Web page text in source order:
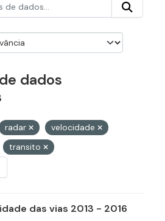
dados
radar
velocidade
transito
das vias 2013 - 2016